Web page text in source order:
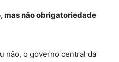
mas não obrigatoriedade
não, o governo central da